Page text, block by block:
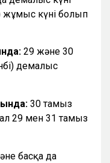
жұмыс күні болып
29 және 30
демалыс
30 тамыз
29 мен 31 тамыз
басқа да